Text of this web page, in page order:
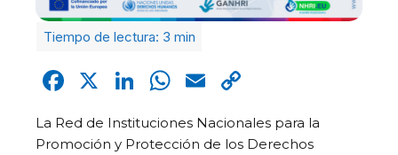
Facebook
X LinkedIn
WhatsApp
Email
Link
La Red de Instituciones Nacionales para la
Promoción y Protección de los Derechos